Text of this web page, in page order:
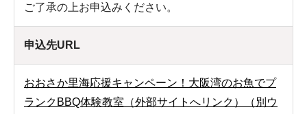
ご了承の上お申込みください。
申込先URL
おおさか里海応援キャンペーン！大阪湾のお魚でプ
ランクBBQ体験教室（外部サイトへリンク）（別ウ